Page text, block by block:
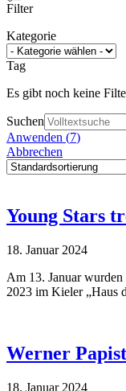
Filter
Kategorie
Tag
Es gibt noch keine
Suchen
Anwenden (7)
Abbrechen
Young Stars
18. Januar 2024
Am 13. Januar
2023 im Kieler „Haus
Werner
18. Januar 2024